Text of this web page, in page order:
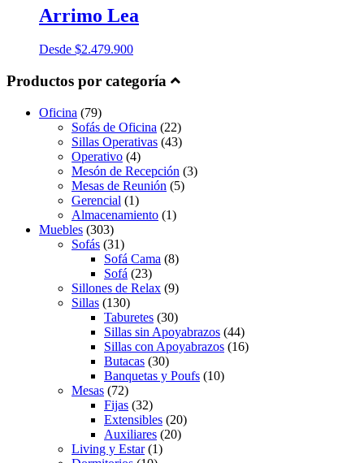
Arrimo Lea
Desde $2.479.900
Productos por categoría
Oficina (79)
Sofás de Oficina (22)
Sillas Operativas (43)
Operativo (4)
Mesón de Recepción (3)
Mesas de Reunión (5)
Gerencial (1)
Almacenamiento (1)
Muebles (303)
Sofás (31)
Sofá Cama (8)
Sofá (23)
Sillones de Relax (9)
Sillas (130)
Taburetes (30)
Sillas sin Apoyabrazos (44)
Sillas con Apoyabrazos (16)
Butacas (30)
Banquetas y Poufs (10)
Mesas (72)
Fijas (32)
Extensibles (20)
Auxiliares (20)
Living y Estar(1)